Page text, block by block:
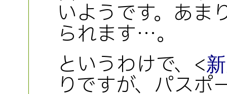
いようです。あま
られます…。
というわけで、<
りですが、パスポ